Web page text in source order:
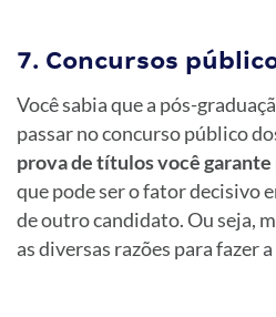
7. Concursos
Você sabia que a pós-
passar no concurso público
prova de títulos você
que pode ser o fator decisivo
de outro candidato. Ou seja,
as diversas razões para fazer